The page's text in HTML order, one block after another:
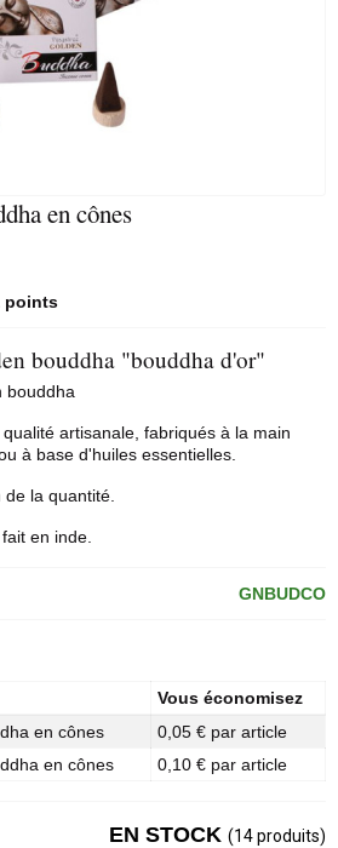
en cônes
points
bouddha "bouddha d'or"
bouddha
artisanale, fabriqués à la main
à base d'huiles essentielles.
la quantité.
en inde.
GNBUDCO
Vous économisez
en cônes
0,05 € par article
en cônes
0,10 € par article
EN STOCK (14 produits)